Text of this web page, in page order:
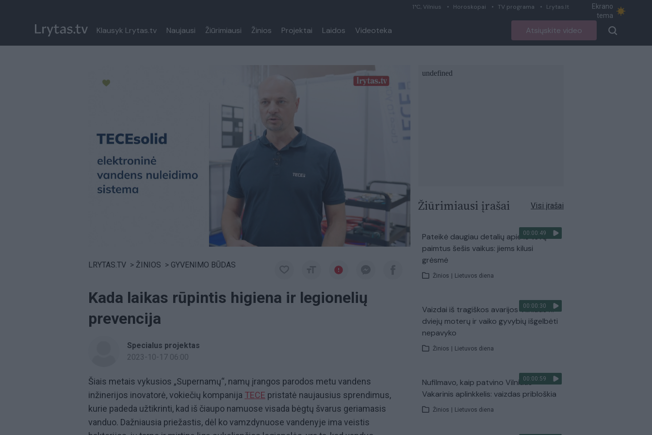
1°C, Vilnius Horoskopai TV programa Lrytas.lt
Ekrano
tema
Klausyk Lrytas.tv Naujausi Žiūrimiausi Žinios Projektai Laidos Videoteka Atsiųskite video
LRYTAS.TV > ŽINIOS > GYVENIMO BŪDAS
Kada laikas rūpintis higiena ir legionelių
prevencija
Specialus projektas
2023-10-17 06:00
Šiais metais vykusios „Supernamų“, namų įrangos parodos metu vandens
inžinerijos inovatorė, vokiečių kompanija TECE pristatė naujausius sprendimus,
kurie padeda užtikrinti, kad iš čiaupo namuose visada bėgtų švarus geriamasis
vanduo. Dažniausia priežastis, dėl ko vamzdynuose vandenyje ima veistis
Žiūrimiausi įrašai Visi įrašai
00:00:49
Pateikė daugiau detalių apie iš tėvų
paimtus šešis vaikus: jiems kilusi
grėsmė
Žinios Lietuvos diena
00:00:30
Vaizdai iš tragiškos avarijos Vilniaus r.:
dviejų moterų ir vaiko gyvybių išgelbėti
nepavyko
Žinios Lietuvos diena
00:00:59
Nufilmavo, kaip patvino Vilniaus
Vakarinis aplinkkelis: vaizdas pribloškia
Žinios Lietuvos diena